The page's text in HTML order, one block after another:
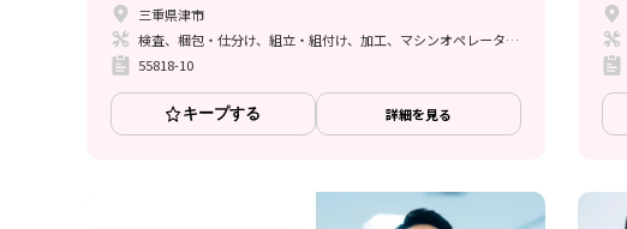
三重県津市
検査、梱包・仕分け、組立・組付け、加工、マシンオペレーター、清掃・洗浄、品質管理、ライン作業、バリ取り
55818-10
キープする 詳細を見る